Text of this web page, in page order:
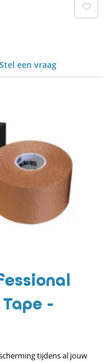
Stel een vraag
-
tijdens al jouw